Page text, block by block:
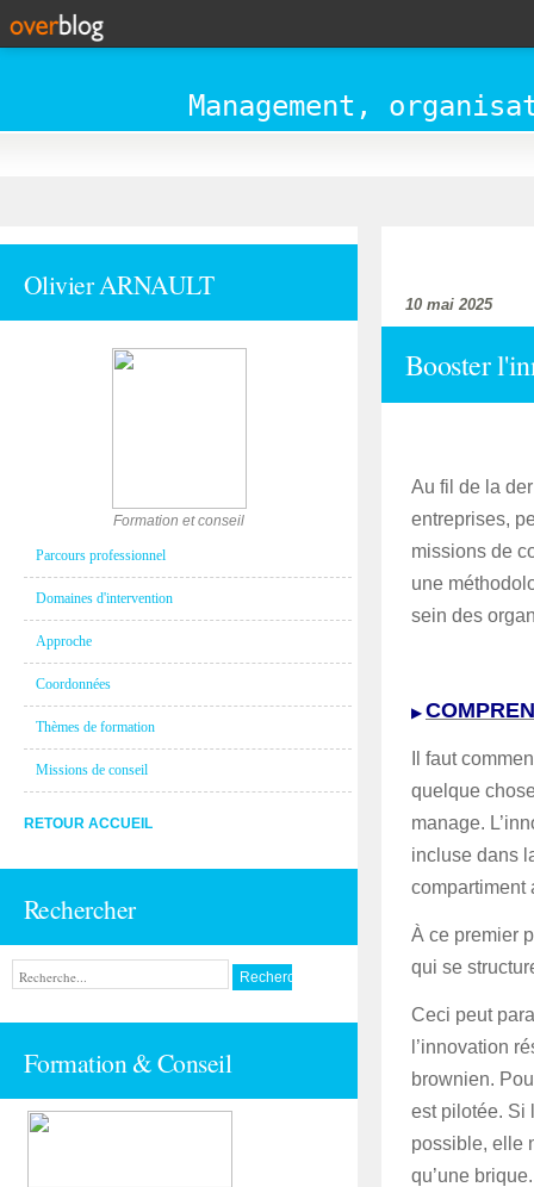
Management,
Olivier ARNAULT
Formation et conseil
Parcours professionnel
Domaines d'intervention
Approche
Coordonnées
Thèmes de formation
Missions de conseil
RETOUR ACCUEIL
Rechercher
Formation & Conseil
10 mai 2025
Booster
Au fil de la
entreprises,
missions de
une
sein des
▶
Il faut
quelque
manage.
incluse dans
compartiment
À ce premier
qui se
Ceci peut
l’innovation
brownien.
est pilotée. Si
possible, elle
qu’une brique.